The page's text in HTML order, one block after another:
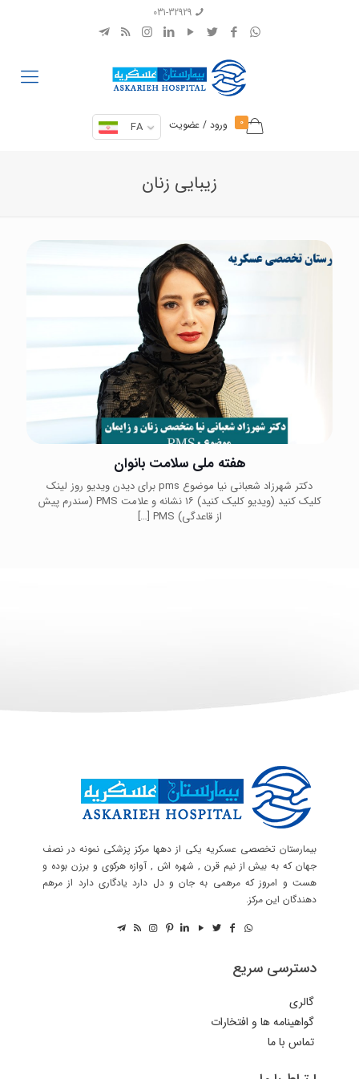
031-32929
0 ورود / عضویت FA
زیبایی زنان
هفته ملی سلامت بانوان
دکتر شهرزاد شعبانی نیا موضوع pms برای دیدن ویدیو روز لینک
کلیک کنید (ویدیو کلیک کنید) ۱۶ نشانه و علامت PMS (سندرم پیش
از قاعدگی) PMS
[…]
بیمارستان تخصصی عسکریه یکی از دهها مرکز پزشکی نمونه در نصف
جهان که به بیش از نیم قرن , شهره اش , آوازه هرکوی و برزن بوده و
هست و امروز که مرهمی به جان و دل دارد یادگاری دارد از مرهم
دهندگان این مرکز.
دسترسی سریع
گالری
گواهینامه ها و افتخارات
تماس با ما